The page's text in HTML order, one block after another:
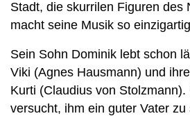
Stadt, die skurrilen Figuren des
macht seine Musik so
Sein Sohn Dominik lebt schon
Viki (Agnes Hausmann) und
Kurti (Claudius von Stolzmann).
versucht, ihm ein guter Vater